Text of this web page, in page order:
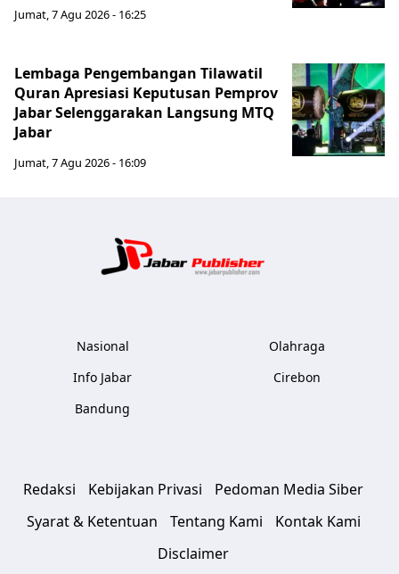
Jumat, 7 Agu 2026 - 16:25
Lembaga Pengembangan Tilawatil
Quran Apresiasi Keputusan Pemprov
Jabar Selenggarakan Langsung MTQ
Jabar
Jumat, 7 Agu 2026 - 16:09
Nasional
Info Jabar
Bandung
Olahraga
Cirebon
Redaksi Kebijakan Privasi
Pedoman Media Siber
Syarat & Ketentuan
Tentang Kami
Kontak Kami
Disclaimer